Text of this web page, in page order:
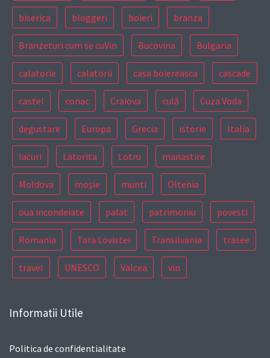
biserica bloggeri boieri branza
Branzeturi cum se cuVin Bucovina Bulgaria
calatorie calatorii casa boiereasca cascade
castel conac Craiova culă Cuza Voda
degustare Europa Grecia istorie Italia
lacuri Latorita Lotru manastire
Moldova moșie munti Oltenia
oua incondeiate palat patrimoniu povesti
Romania Tara Lovistei Transilvania trasee
travel UNESCO Valcea vin
Informatii Utile
Politica de confidentialitate